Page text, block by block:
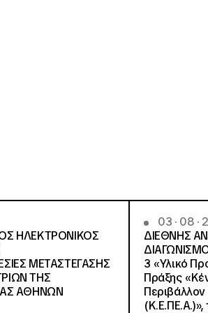
ΗΛΕΚΤΡΟΝΙΚΟΣ
METAΣΤΕΓΑΣΗΣ
ΤΗΣ
ΑΘΗΝΩΝ
03 · 08 ·
ΔΙΕΘΝΗΣ
3 «Υλικό
Πράξης
Περιβάλλον
(Κ.Ε.ΠΕ.Α.)»,